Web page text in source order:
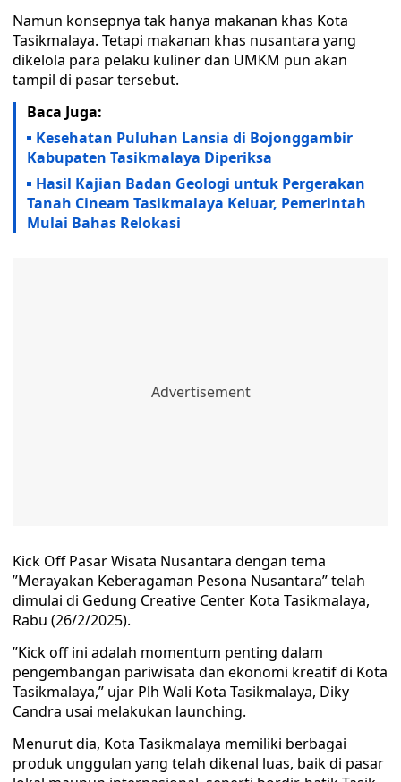
Namun konsepnya tak hanya makanan khas Kota
Tasikmalaya. Tetapi makanan khas nusantara yang
dikelola para pelaku kuliner dan UMKM pun akan
tampil di pasar tersebut.
Baca Juga:
Kesehatan Puluhan Lansia di Bojonggambir
Kabupaten Tasikmalaya Diperiksa
Hasil Kajian Badan Geologi untuk Pergerakan
Tanah Cineam Tasikmalaya Keluar, Pemerintah
Mulai Bahas Relokasi
Kick Off Pasar Wisata Nusantara dengan tema
”Merayakan Keberagaman Pesona Nusantara” telah
dimulai di Gedung Creative Center Kota Tasikmalaya,
Rabu (26/2/2025).
”Kick off ini adalah momentum penting dalam
pengembangan pariwisata dan ekonomi kreatif di Kota
Tasikmalaya,” ujar Plh Wali Kota Tasikmalaya, Diky
Candra usai melakukan launching.
Menurut dia, Kota Tasikmalaya memiliki berbagai
produk unggulan yang telah dikenal luas, baik di pasar